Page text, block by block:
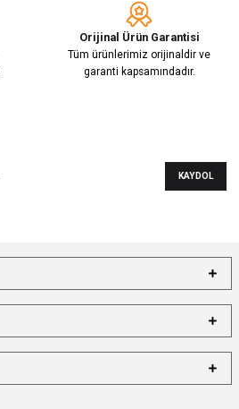
Orijinal Ürün Garantisi
Tüm ürünlerimiz orijinaldir ve
garanti kapsamındadır.
KAYDOL